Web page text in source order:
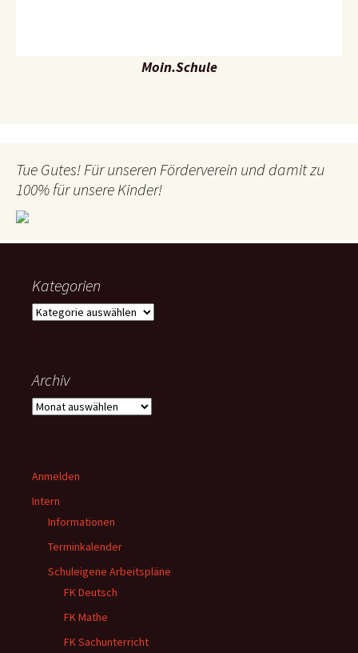
Moin.Schule
Tue Gutes! Für unseren Förderverein und damit zu
100% für unsere Kinder!
Kategorien
Kategorien
Archiv
Archiv
Anmelden
Intern
Informationen
Terminkalender
Schuleigene Arbeitspläne
FK Deutsch
FK Mathe
FK Sachunterricht